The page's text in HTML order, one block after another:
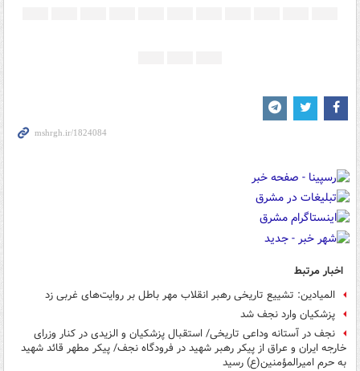
اخبار مرتبط
المیادین: تشییع تاریخی رهبر انقلاب مهر باطل بر روایت‌های غربی زد
پزشکیان وارد نجف شد
نجف در آستانه وداعی تاریخی/ استقبال پزشکیان و الزیدی در کنار وزرای
خارجه ایران و عراق از پیکر رهبر شهید در فرودگاه نجف/ پیکر مطهر قائد شهید
به حرم امیرالمؤمنین(ع) رسید